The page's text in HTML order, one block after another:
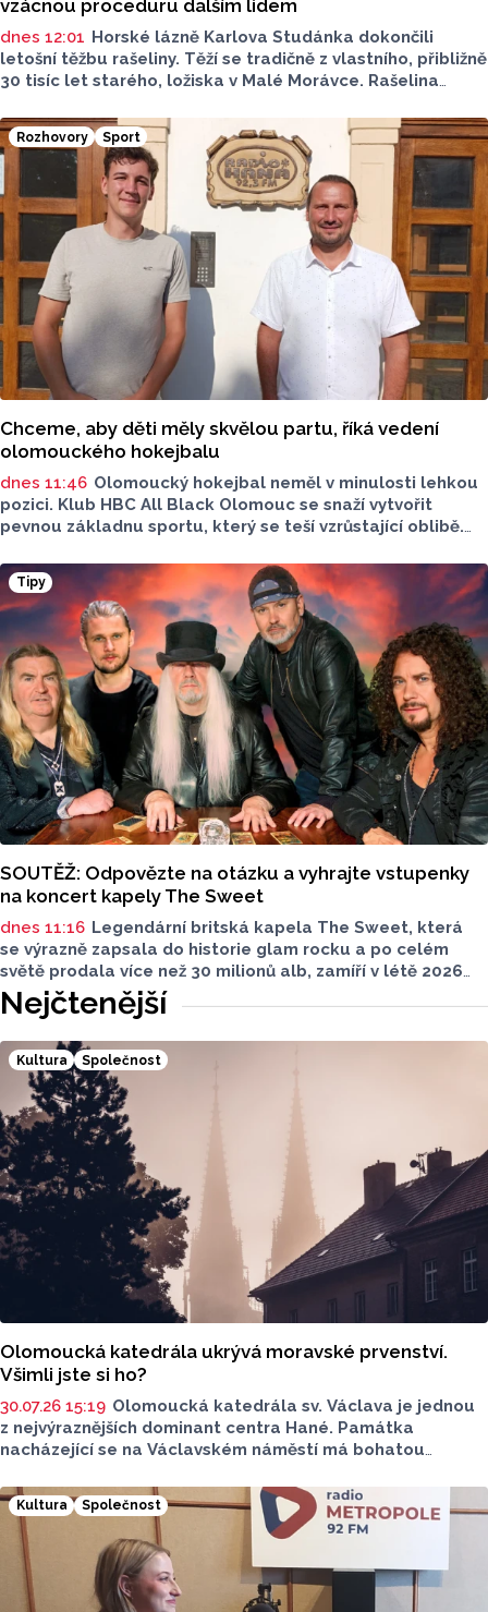
vzácnou proceduru dalším lidem
dnes 12:01 Horské lázně Karlova Studánka dokončili
letošní těžbu rašeliny. Těží se tradičně z vlastního, přibližně
30 tisíc let starého, ložiska v Malé Morávce. Rašelina
právě během několika letních dnů, aby doplnily zásoby pro
léčebné procedury. Nově léčebné zábal budou moct
využít i samoplátci.
Rozhovory Sport
Chceme, aby děti měly skvělou partu, říká vedení
olomouckého hokejbalu
dnes 11:46 Olomoucký hokejbal neměl v minulosti lehkou
pozici. Klub HBC All Black Olomouc se snaží vytvořit
pevnou základnu sportu, který se teší vzrůstající oblibě.
vybudovat vlastní zázemí - to je olomoucký hokejbal.
O tom, jak vznikal klub od nuly, proč je důležitější kolektiv
než výsledky a co podle nich dnes děti skutečně motivuje
ke sportu, promluvili v rozhovoru pro Report předseda
klubu a trenér mládeže Petr Hanák a trenér přípravky
Tomáš Martinek.
Tipy
SOUTĚŽ: Odpovězte na otázku a vyhrajte vstupenky
na koncert kapely The Sweet
dnes 11:16 Legendární britská kapela The Sweet, která
se výrazně zapsala do historie glam rocku a po celém
světě prodala více než 30 milionů alb, zamíří v létě 2026
na Moravu. V sobotu 15. srpna vystoupí pod širým nebem
v Amfiteátru Mikulov. Jako speciální host se představí
pražská skupina Precedens.
Nejčtenější
Kultura Společnost
Olomoucká katedrála ukrývá moravské prvenství.
Všimli jste si ho?
30.07.26 15:19 Olomoucká katedrála sv. Václava je jednou
z nejvýraznějších dominant centra Hané. Památka
nacházející se na Václavském náměstí má bohatou
něco málo z historie současné národní kulturní památky.
Kultura Společnost